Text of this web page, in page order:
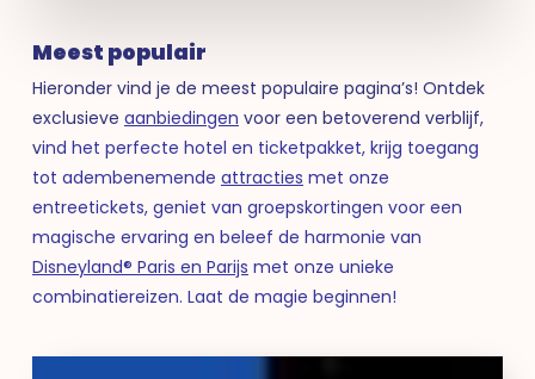
Meest populair
Hieronder vind je de meest populaire pagina’s! Ontdek
exclusieve aanbiedingen voor een betoverend verblijf,
vind het perfecte hotel en ticketpakket, krijg toegang
tot adembenemende attracties met onze
entreetickets, geniet van groepskortingen voor een
magische ervaring en beleef de harmonie van
Disneyland® Paris en Parijs met onze unieke
combinatiereizen. Laat de magie beginnen!